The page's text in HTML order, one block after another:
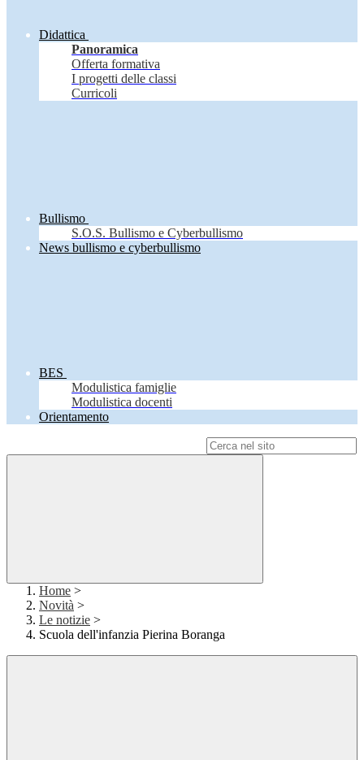
Didattica
Panoramica
Offerta formativa
I progetti delle classi
Curricoli
Bullismo
S.O.S. Bullismo e Cyberbullismo
News bullismo e cyberbullismo
BES
Modulistica famiglie
Modulistica docenti
Orientamento
Home >
Novità >
Le notizie >
Scuola dell'infanzia Pierina Boranga